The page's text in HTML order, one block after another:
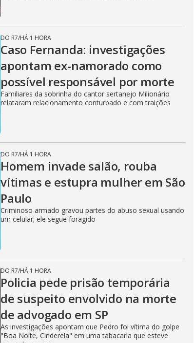
DO R7/HÁ 1 HORA
Caso Fernanda: investigações
apontam ex-namorado como
possível responsável por morte
Familiares da sobrinha do cantor sertanejo Milionário
relataram relacionamento conturbado e com traições
DO R7/HÁ 1 HORA
Homem invade salão, rouba
vítimas e estupra mulher em São
Paulo
Criminoso armado gravou partes do abuso sexual usando
um celular; ele segue foragido
DO R7/HÁ 1 HORA
Policia pede prisão temporária
de suspeito envolvido na morte
de advogado em SP
As investigações apontam que Pedro foi vítima do golpe
"Boa Noite, Cinderela" em uma tabacaria que esteve